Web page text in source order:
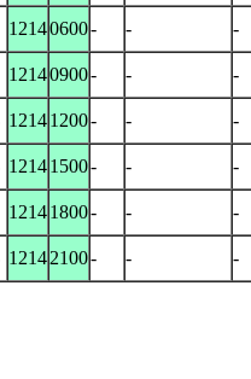
12140600- - -
12140900- - -
12141200- - -
12141500- - -
12141800- - -
12142100- -
-